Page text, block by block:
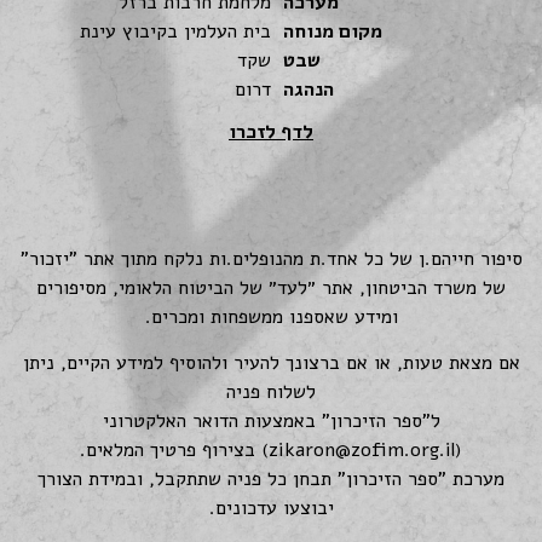
מקום מנוחה בית העלמין בקיבוץ עינת
שבט שקד
הנהגה דרום
לדף לזכרו
סיפור חייהם.ן של כל אחד.ת מהנופלים.ות נלקח מתוך אתר "יזכור"
של משרד הביטחון, אתר ״לעד״ של הביטוח הלאומי, מסיפורים
ומידע שאספנו ממשפחות ומכרים.
אם מצאת טעות, או אם ברצונך להעיר ולהוסיף למידע הקיים, ניתן
לשלוח פניה
ל"ספר הזיכרון" באמצעות הדואר האלקטרוני
(
zikaron@zofim.org.il) בצירוף פרטיך המלאים.
מערכת "ספר הזיכרון" תבחן כל פניה שתתקבל, ובמידת הצורך
יבוצעו עדכונים.